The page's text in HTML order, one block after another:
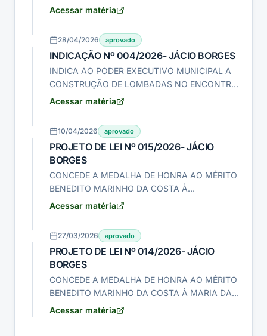
MARGENS DA BR-104 NA SAÍDA PARA
Acessar matéria
28/04/2026 aprovado
INDICAÇÃO Nº 004/2026- JÁCIO BORGES
INDICA AO PODER EXECUTIVO MUNICIPAL A
CONSTRUÇÃO DE LOMBADAS NO ENCONTRO
DAS RUAS ANTÔNIO FAUSTINO COM A RUA
FLORESTA-PB.
Acessar matéria
10/04/2026 aprovado
PROJETO DE LEI Nº 015/2026- JÁCIO
BORGES
CONCEDE A MEDALHA DE HONRA AO MÉRITO
BENEDITO MARINHO DA COSTA À
ARIOSVALDO LOPES GALVÃO E DÁ OUTRAS
Acessar matéria
27/03/2026 aprovado
PROJETO DE LEI Nº 014/2026- JÁCIO
BORGES
CONCEDE A MEDALHA DE HONRA AO MÉRITO
BENEDITO MARINHO DA COSTA À MARIA DAS
GRAÇAS SOUTO PENHA E DÁ OUTRAS
Acessar matéria